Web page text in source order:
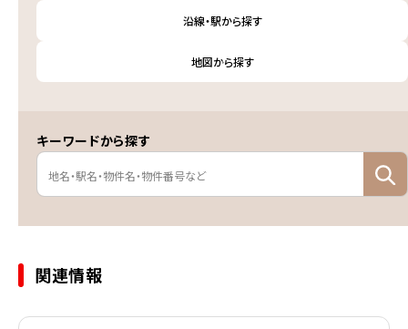
沿線・駅から探す
地図から探す
キーワードから探す
関連情報